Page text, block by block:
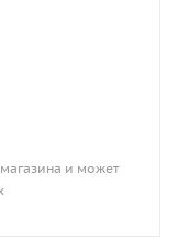
и может